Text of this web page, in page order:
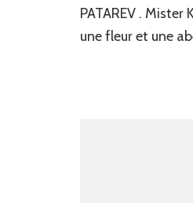
PATAREV .
une fleur et une